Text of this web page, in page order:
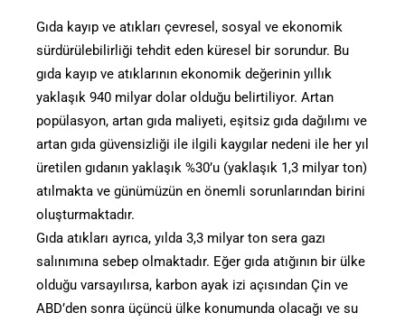
Gıda kayıp ve atıkları çevresel, sosyal ve ekonomik
sürdürülebilirliği tehdit eden küresel bir sorundur. Bu
gıda kayıp ve atıklarının ekonomik değerinin yıllık
yaklaşık 940 milyar dolar olduğu belirtiliyor. Artan
popülasyon, artan gıda maliyeti, eşitsiz gıda dağılımı ve
artan gıda güvensizliği ile ilgili kaygılar nedeni ile her yıl
üretilen gıdanın yaklaşık %30’u (yaklaşık 1,3 milyar ton)
atılmakta ve günümüzün en önemli sorunlarından birini
oluşturmaktadır.
Gıda atıkları ayrıca, yılda 3,3 milyar ton sera gazı
salınımına sebep olmaktadır. Eğer gıda atığının bir ülke
olduğu varsayılırsa, karbon ayak izi açısından Çin ve
ABD’den sonra üçüncü ülke konumunda olacağı ve su